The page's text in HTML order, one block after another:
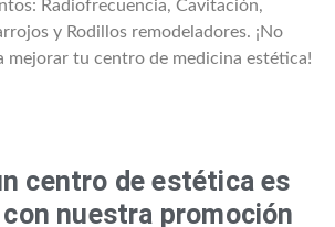
Radiofrecuencia, Cavitación,
y Rodillos remodeladores. ¡No
mejorar tu centro de medicina estética!
centro de estética es
nuestra promoción